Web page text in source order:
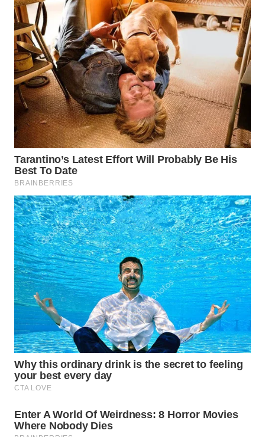
WN
GORONTALO
WN
SULUT
WN
MALUKU
WN
MALUT
WN
DAIRI
WN
DANAU
TOBA
WN
NIAS
WN
LANGKAT
WN
TAPANULI
WN